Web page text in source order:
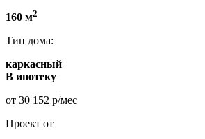
160 м2
Тип дома:
каркасный
В ипотеку
от 30 152 р/мес
Проект от